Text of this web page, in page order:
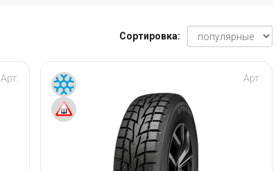
Сортировка:
Арт: Арт: